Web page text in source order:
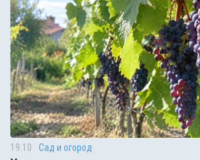
19:10 Сад и огород